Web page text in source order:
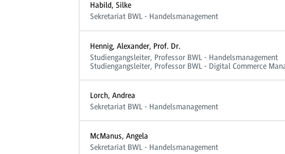
Habild, Silke
Sekretariat BWL - Handelsmanagement
Hennig, Alexander, Prof. Dr.
Studiengangsleiter, Professor BWL - Handelsmanagement
Studiengangsleiter, Professor BWL - Digital Commerce
Lorch, Andrea
Sekretariat BWL - Handelsmanagement
McManus, Angela
Sekretariat BWL - Handelsmanagement